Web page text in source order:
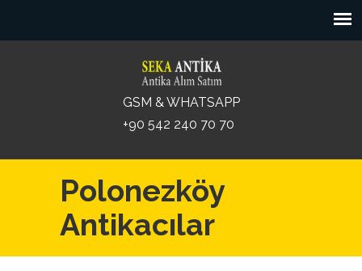
GSM & WHATSAPP
+90 542 240 70 70
Polonezköy
Antikacılar